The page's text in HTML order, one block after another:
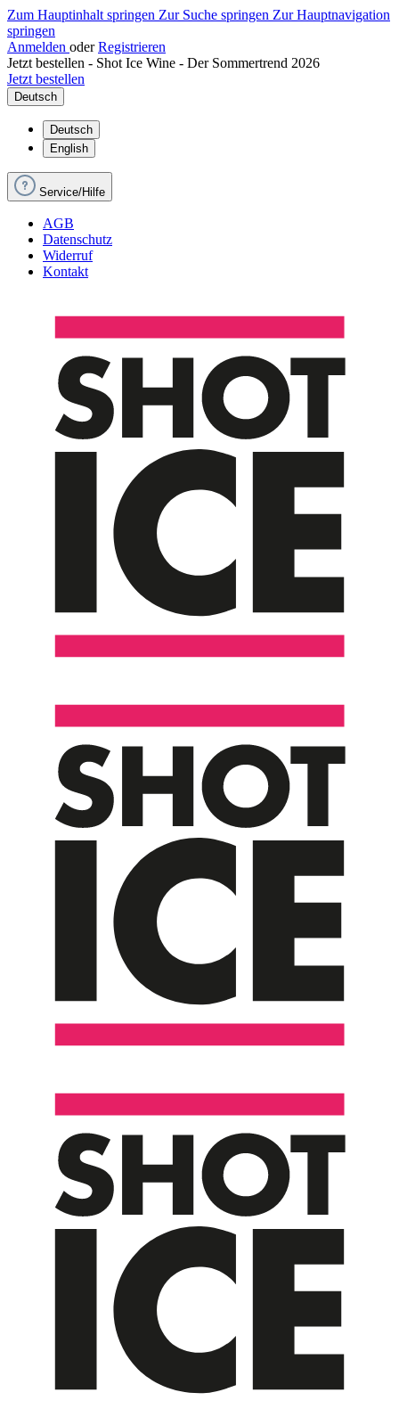
Zum Hauptinhalt springen Zur Suche springen Zur Hauptnavigation
springen
Anmelden oder Registrieren
Jetzt bestellen - Shot Ice Wine - Der Sommertrend 2026
Jetzt bestellen
Deutsch
Deutsch
English
Service/Hilfe
AGB
Datenschutz
Widerruf
Kontakt